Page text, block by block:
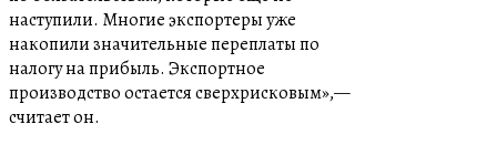
наступили. Многие экспортеры уже
накопили значительные переплаты по
налогу на прибыль. Экспортное
производство остается сверхрисковым»,—
считает он.